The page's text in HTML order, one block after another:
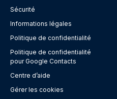
Sécurité
Informations légales
Politique de confidentialité
Politique de confidentialité
pour Google Contacts
Centre d’aide
Gérer les cookies